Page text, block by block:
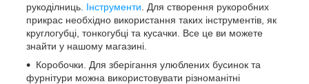
рукоділниць. Інструменти . Для створення рукоробних
прикрас необхідно використання таких інструментів, як
круглогубці, тонкогубці та кусачки. Все це ви можете
знайти у нашому магазині.
Коробочки. Для зберігання улюблених бусинок та
фурнітури можна використовувати різноманітні